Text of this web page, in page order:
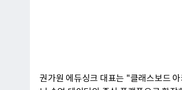
권가원 에듀싱크 대표는 "클래스보드